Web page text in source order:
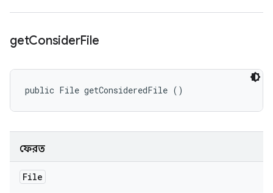
getConsiderFile
public File getConsideredFile ()
ফেরত
File